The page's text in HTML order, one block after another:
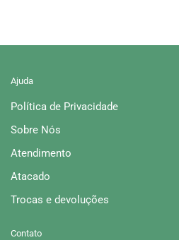
Ajuda
Política de Privacidade
Sobre Nós
Atendimento
Atacado
Trocas e devoluções
Contato